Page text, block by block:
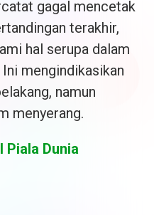
gagal mencetak
terakhir,
hal serupa dalam
mengindikasikan
namun
menyerang.
Piala Dunia